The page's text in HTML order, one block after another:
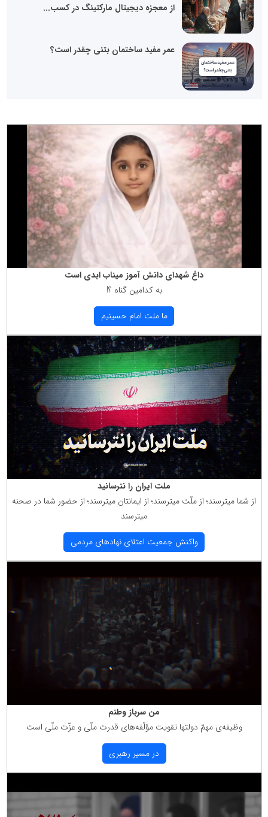
از معجزه دیجیتال مارکتینگ در کسب...
عمر مفید ساختمان بتنی چقدر است؟
داغ شهدای دانش آموز میناب ابدی است
به كدامین گناه ؟!
ما ملت امام حسینیم
ملت ایران را نترسانید
از شما میترسند؛ از ملّت میترسند؛ از ایمانتان میترسند؛ از حضور شما در صحنه
میترسند
واكنش جمعیت اعتلای نهادهای مردمی
من سرباز وطنم
وظیفه‌ی مهمّ دولتها تقویت مؤلّفه‌های قدرت ملّی و عزّت ملّی است
در مسیر رهبری